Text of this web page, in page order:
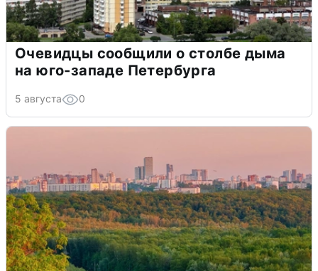
Очевидцы сообщили о столбе дыма
на юго-западе Петербурга
5 августа 0